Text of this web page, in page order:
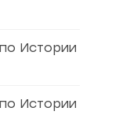
Истории
Истории